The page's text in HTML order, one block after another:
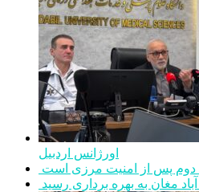
اورژانس اردبیل
دوم پس از امنیت مرزی است